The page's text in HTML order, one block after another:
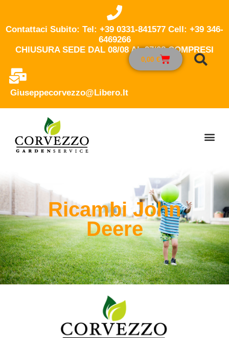
Contattaci Subito: Tel: +39 0331-841577 Cell: +39 346-
6469266
CHIUSURA SEDE DAL 08/08 AL 27/08 COMPRESI
Giuseppecorvezzo@libero.it
0,00 €
Ricambi John
Deere